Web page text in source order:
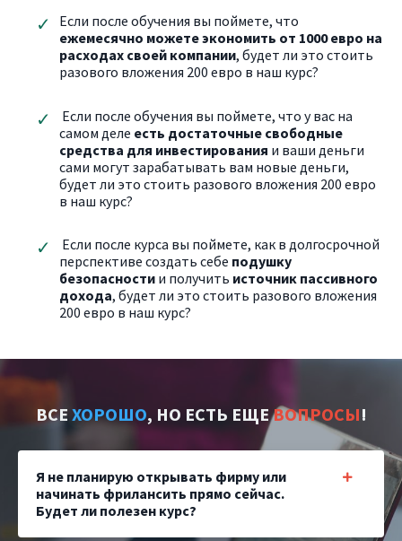
Если после обучения вы поймете, что
ежемесячно можете экономить от 1000 евро на
расходах своей компании, будет ли это стоить
разового вложения 200 евро в наш курс?
Если после обучения вы поймете, что у вас на
самом деле есть достаточные свободные
средства для инвестирования и ваши деньги
сами могут зарабатывать вам новые деньги,
будет ли это стоить разового вложения 200 евро
в наш курс?
Если после курса вы поймете, как в долгосрочной
перспективе создать себе подушку
безопасности и получить источник пассивного
дохода, будет ли это стоить разового вложения
200 евро в наш курс?
ВСЕХОРОШО, НО ЕСТЬ ЕЩЕВОПРОСЫ!
Я не планирую открывать фирму или
начинать фрилансить прямо сейчас.
Будет ли полезен курс?